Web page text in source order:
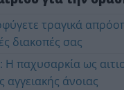
τραγικά
διακοπές σας
παχυσαρκία ως
αγγειακής άνοιας